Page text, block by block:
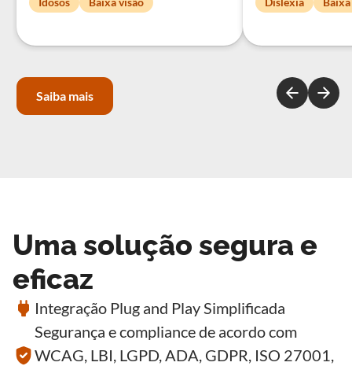
Saiba mais
Uma solução segura e
eficaz
Integração Plug and Play Simplificada
Segurança e compliance de acordo com
WCAG, LBI, LGPD, ADA, GDPR, ISO 27001,